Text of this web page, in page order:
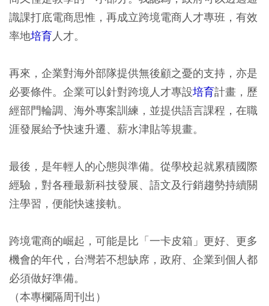
識課打底電商思惟，再成立跨境電商人才專班，有效
率地培育人才。
再來，企業對海外部隊提供無後顧之憂的支持，亦是
必要條件。企業可以針對跨境人才專設培育計畫，歷
經部門輪調、海外專案訓練，並提供語言課程，在職
涯發展給予快速升遷、薪水津貼等規畫。
最後，是年輕人的心態與準備。從學校起就累積國際
經驗，對各種最新科技發展、語文及行銷趨勢持續關
注學習，便能快速接軌。
跨境電商的崛起，可能是比「一卡皮箱」更好、更多
機會的年代，台灣若不想缺席，政府、企業到個人都
必須做好準備。
（本專欄隔周刊出）